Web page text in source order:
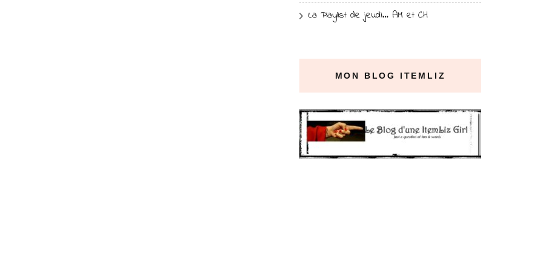
La Playlist de jeudi… AM et CH
MON BLOG ITEMLIZ